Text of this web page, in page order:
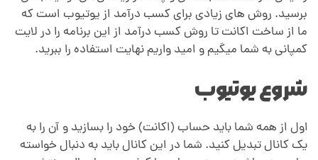
ز
ی
و
ت
برسید. روش های زیادی برای کسب درآمد از یوتیوب است که
ما از ساخت اکانت تا روش کسب درآمد از این برنامه را در لایت
کمپانی به شما میگیم و امید واریم نهایت استفاده را ببرید.
شروع یوتیوب
اول از همه شما باید حساب (اکانت) خود را بسازید و آن را به
یک کانال تبدیل کنید. شما در این کانال باید به دنبال خواسته